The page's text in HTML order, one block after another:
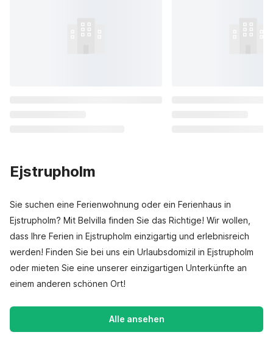
Ejstrupholm
Sie suchen eine Ferienwohnung oder ein Ferienhaus in
Ejstrupholm? Mit Belvilla finden Sie das Richtige! Wir wollen,
dass Ihre Ferien in Ejstrupholm einzigartig und erlebnisreich
werden! Finden Sie bei uns ein Urlaubsdomizil in Ejstrupholm
oder mieten Sie eine unserer einzigartigen Unterkünfte an
einem anderen schönen Ort!
Alle ansehen